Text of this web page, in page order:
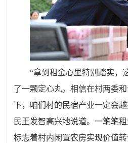
“拿到租金心里特别踏实，
了一颗定心丸。相信在村两委
下，咱们村的民宿产业一定会
民王发智高兴地说道。一笔笔
标志着村内闲置农房实现价值